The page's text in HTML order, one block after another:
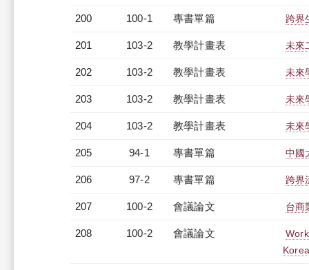
200 100-1 專書單篇 跨界
201 103-2 教學計畫表 未來
202 103-2 教學計畫表 未來
203 103-2 教學計畫表 未來
204 103-2 教學計畫表 未來
205 94-1 專書單篇 中國
206 97-2 專書單篇 跨界
207 100-2 會議論文 台商
208 100-2 會議論文